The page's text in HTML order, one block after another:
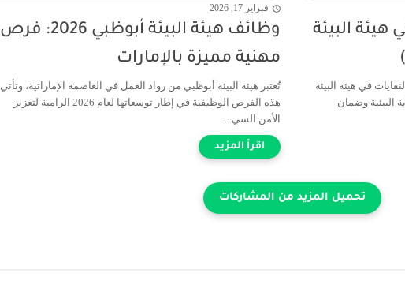
البيئة
في هيئة البيئة
البيئية وضمان
فبراير 17, 2026
وظائف هيئة البيئة أبوظبي 2026: فرص
مهنية مميزة بالإمارات
تُعتبر هيئة البيئة أبوظبي من رواد العمل في العاصمة الإماراتية، وتأتي
هذه الفرص الوظيفية في إطار توسعاتها لعام 2026 الرامية لتعزيز
الأمن السي...